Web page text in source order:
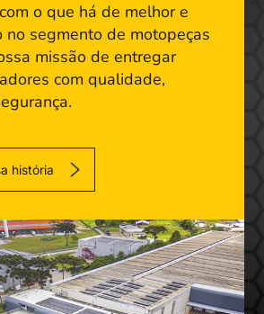
o que há de melhor e
no segmento de motopeças
missão de entregar
com qualidade,
história